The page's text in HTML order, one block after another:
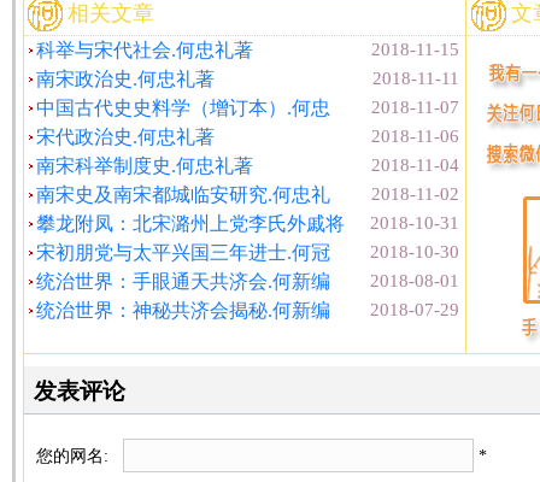
相关文章
2018-11-15
科举与宋代社会.何忠礼著
2018-11-11
南宋政治史.何忠礼著
2018-11-07
中国古代史史料学（增订本）.何忠
2018-11-06
宋代政治史.何忠礼著
2018-11-04
南宋科举制度史.何忠礼著
2018-11-02
南宋史及南宋都城临安研究.何忠礼
2018-10-31
攀龙附凤：北宋潞州上党李氏外戚将
2018-10-30
宋初朋党与太平兴国三年进士.何冠
2018-08-01
统治世界：手眼通天共济会.何新编
2018-07-29
统治世界：神秘共济会揭秘.何新编
文
发表评论
您的网名: *